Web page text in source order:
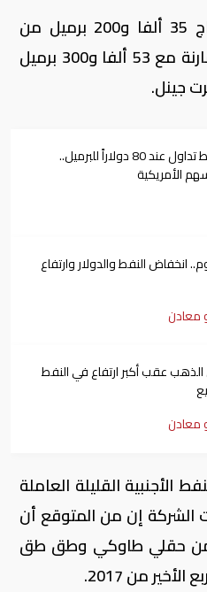
وبلغ متوسط صافي الإنتاج 35 ألفا و200 برميل من
النفط يوميا في 2017 مقارنة مع 53 ألفا و300 برميل
أسعار النفط تداول عند 80 دولاراً للبرميل..
الأمريكية
انخفاض النفط والدولار وارتفاع
معادن
عقب أكبر ارتفاع في النفط
معادن
الأجنبية القليلة العاملة
الشركة إن من المتوقع أن
صافي إنتاج 2018 من حقلي طاوكي وطق طق
من 2017.